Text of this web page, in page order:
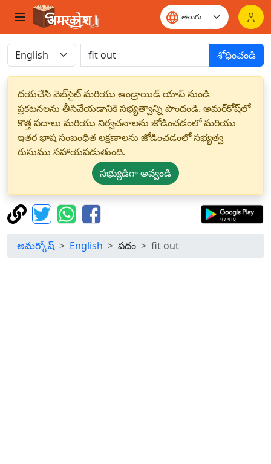
శోధించండి
దయచేసి వెబ్‌సైట్ మరియు ఆండ్రాయిడ్ యాప్ నుండి
ప్రకటనలను తీసివేయడానికి సభ్యత్వాన్ని పొందండి. అమర్‌కోష్‌లో
కొత్త పదాలు మరియు నిర్వచనాలను జోడించడంలో మరియు
ఇతర భాష సంబంధిత లక్షణాలను జోడించడంలో సభ్యత్వ
రుసుము సహాయపడుతుంది.
సభ్యుడిగా అవ్వండి
అమర్కోష్ English పదం fit out